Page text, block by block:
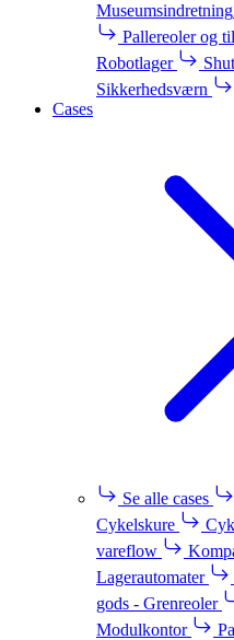
Museumsindretning
Pallereoler og
Robotlager
Sikkerhedsværn
Cases
Se alle cases
Cykelskure
vareflow
Lagerautomater
gods - Grenreoler
Modulkontor